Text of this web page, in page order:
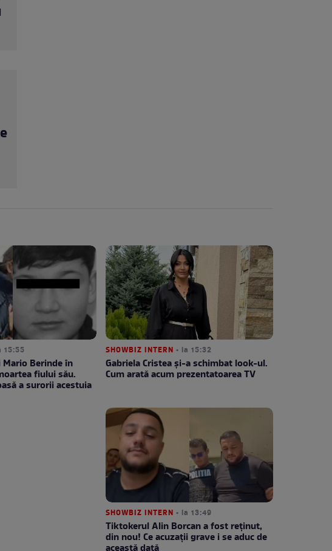
15:55
Mario Berinde în
fiului său.
a surorii acestuia
SHOWBIZ INTERN • la 15:32
Gabriela Cristea și-a schimbat look-ul.
Cum arată acum prezentatoarea TV
SHOWBIZ INTERN • la 13:49
Tiktokerul Alin Borcan a fost reținut,
din nou! Ce acuzații grave i se aduc de